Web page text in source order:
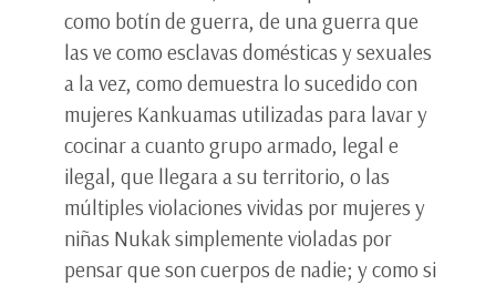
como botín de guerra, de una guerra que
las ve como esclavas domésticas y sexuales
a la vez, como demuestra lo sucedido con
mujeres Kankuamas utilizadas para lavar y
cocinar a cuanto grupo armado, legal e
ilegal, que llegara a su territorio, o las
múltiples violaciones vividas por mujeres y
niñas Nukak simplemente violadas por
pensar que son cuerpos de nadie; y como si